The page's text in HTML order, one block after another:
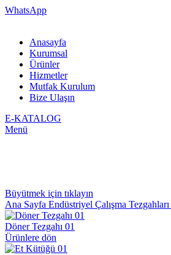
WhatsApp
Anasayfa
Kurumsal
Ürünler
Hizmetler
Mutfak Kurulum
Bize Ulaşın
E-KATALOG
Menü
Büyütmek için tıklayın
Ana Sayfa Endüstriyel Çalışma Tezgahları
Döner Tezgahı 01
Ürünlere dön